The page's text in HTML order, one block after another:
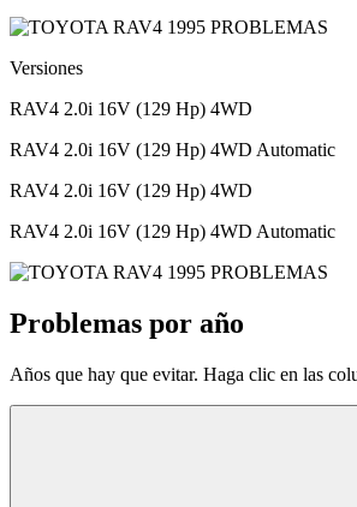
Versiones
RAV4 2.0i 16V (129 Hp) 4WD
RAV4 2.0i 16V (129 Hp) 4WD Automatic
RAV4 2.0i 16V (129 Hp) 4WD
RAV4 2.0i 16V (129 Hp) 4WD Automatic
Problemas por año
Años que hay que evitar. Haga clic en las